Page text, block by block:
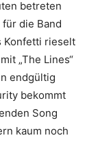
betreten
die Band
Konfetti rieselt
„The Lines“
endgültig
bekommt
Song
kaum noch